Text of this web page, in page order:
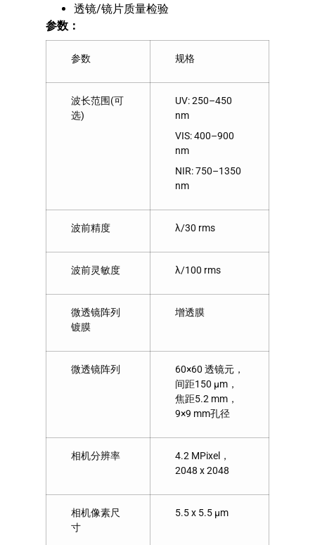
透镜/镜片质量检验
参数：
参数 规格
波长范围(可
选)
UV: 250–450
nm
VIS: 400–900
nm
NIR: 750–1350
nm
波前精度 λ/30 rms
波前灵敏度 λ/100 rms
微透镜阵列
镀膜
增透膜
微透镜阵列
60×60 透镜元，
间距150 µm，
焦距5.2 mm，
9×9 mm孔径
相机分辨率
4.2 MPixel，
2048 x 2048
相机像素尺
寸
5.5 x 5.5 µm